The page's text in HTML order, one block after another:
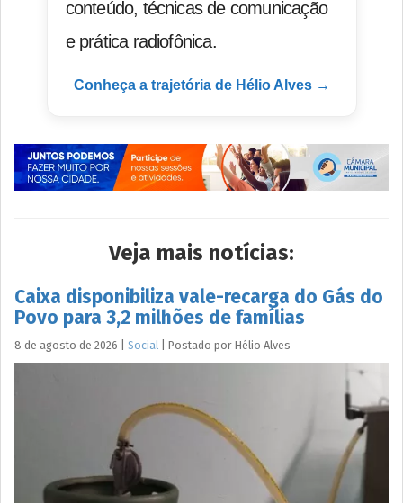
conteúdo, técnicas de comunicação
e prática radiofônica.
Conheça a trajetória de Hélio Alves →
Veja mais notícias:
Caixa disponibiliza vale-recarga do Gás do
Povo para 3,2 milhões de famílias
8 de agosto de 2026 Social Postado por Hélio Alves